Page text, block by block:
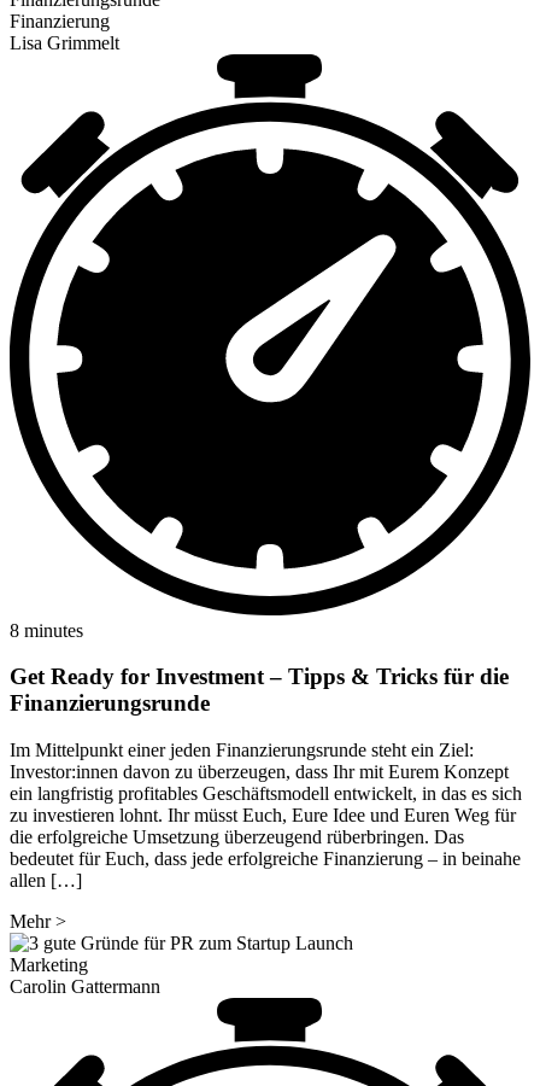
Finanzierung
Lisa Grimmelt
8 minutes
Get Ready for Investment – Tipps & Tricks für die
Finanzierungsrunde
Im Mittelpunkt einer jeden Finanzierungsrunde steht ein Ziel:
Investor:innen davon zu überzeugen, dass Ihr mit Eurem Konzept
ein langfristig profitables Geschäftsmodell entwickelt, in das es sich
zu investieren lohnt. Ihr müsst Euch, Eure Idee und Euren Weg für
die erfolgreiche Umsetzung überzeugend rüberbringen. Das
bedeutet für Euch, dass jede erfolgreiche Finanzierung – in beinahe
allen […]
Mehr>
Marketing
Carolin Gattermann